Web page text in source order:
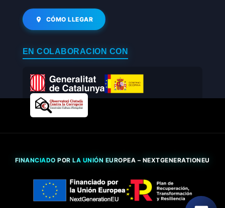
CÓMO LLEGAR
EN COLABORACIÓN CON
FINANCIADO POR LA UNIÓN EUROPEA – NEXTGENERATIONEU